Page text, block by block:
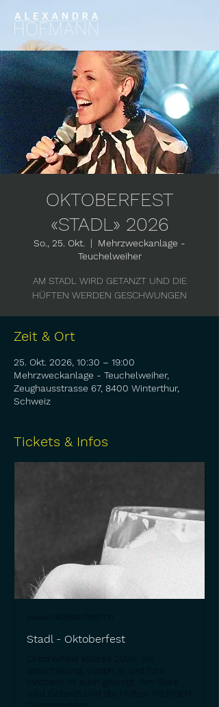
OKTOBERFEST
«STADL» 2026
So., 25. Okt.
  |
Mehrzweckanlage -
Teuchelweiher
AM STADL WIRD GETANZT UND DIE
HÜFTEN WERDEN GESCHWUNGEN
Zeit & Ort
25. Okt. 2026, 10:30 – 19:00
Mehrzweckanlage - Teuchelweiher,
Zeughausstrasse 67, 8400 Winterthur,
Schweiz
Tickets & Infos
www.oktoberfest.ch
Stadl - Oktoberfest
wird Getanzt und die Hüften WERDEN